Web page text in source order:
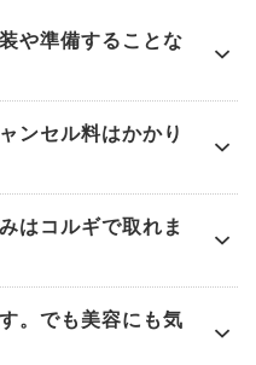
や準備することな
ンセル料はかかり
はコルギで取れま
。でも美容にも気